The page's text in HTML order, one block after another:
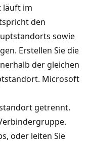
läuft im
den
sowie
Erstellen Sie die
der gleichen
Microsoft
getrennt.
oder leiten Sie